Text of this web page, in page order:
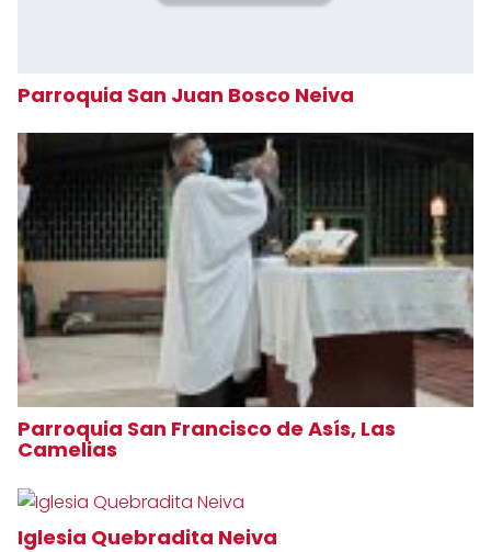
Parroquia San Juan Bosco Neiva
Parroquia San Francisco de Asís, Las
Camelias
Iglesia Quebradita Neiva